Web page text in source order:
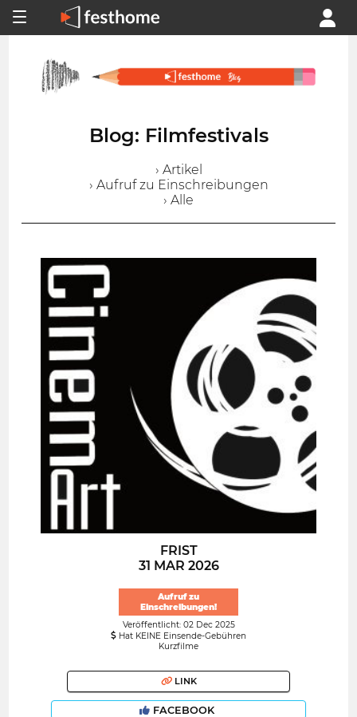
Blog: Filmfestivals
› Artikel
› Aufruf zu Einschreibungen
› Alle
FRIST
31 MAR 2026
Aufruf zu
Einschreibungen!
Veröffentlicht: 02 Dec 2025
Hat KEINE Einsende-Gebühren
Kurzfilme
LINK
FACEBOOK